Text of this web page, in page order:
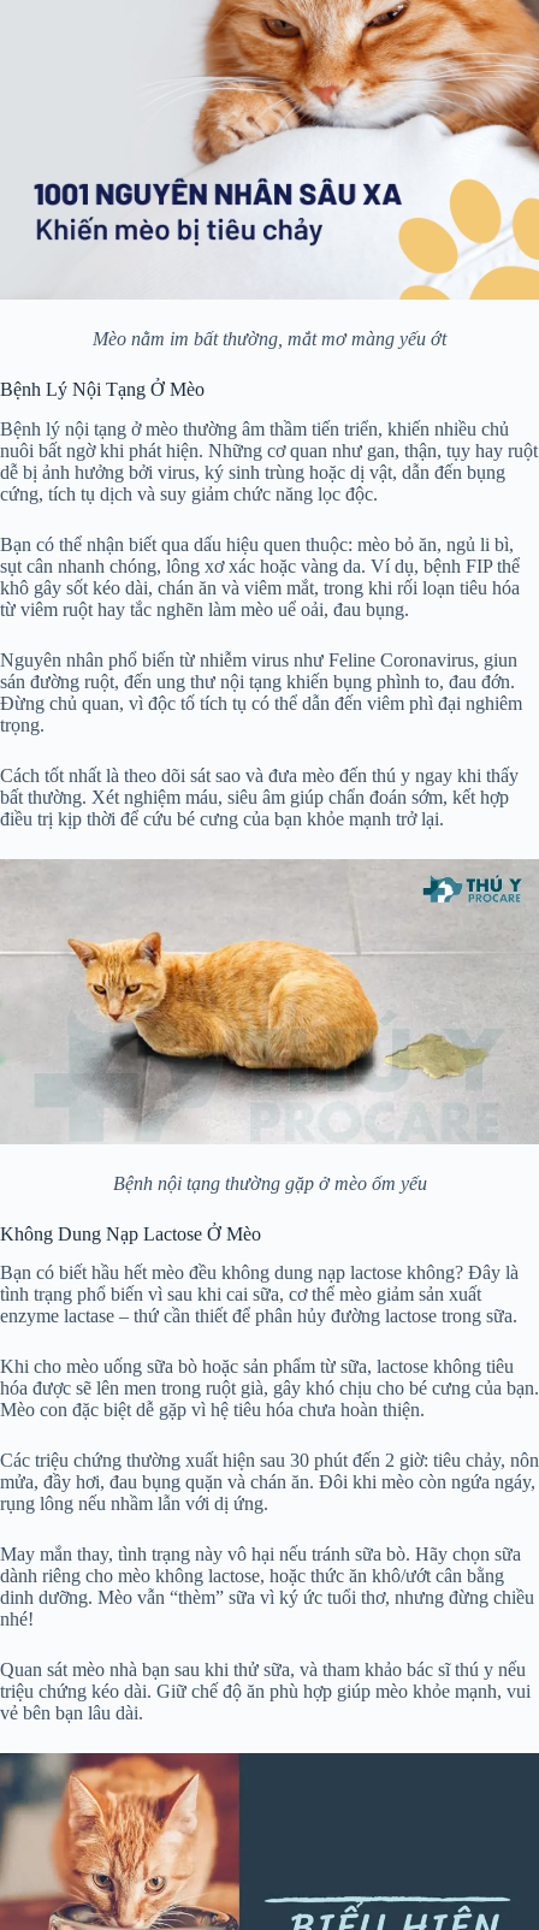
Mèo nằm im bất thường, mắt mơ màng yếu ớt
Bệnh Lý Nội Tạng Ở Mèo
Bệnh lý nội tạng ở mèo thường âm thầm tiến triển, khiến nhiều chủ
nuôi bất ngờ khi phát hiện. Những cơ quan như gan, thận, tụy hay ruột
dễ bị ảnh hưởng bởi virus, ký sinh trùng hoặc dị vật, dẫn đến bụng
cứng, tích tụ dịch và suy giảm chức năng lọc độc.
Bạn có thể nhận biết qua dấu hiệu quen thuộc: mèo bỏ ăn, ngủ li bì,
sụt cân nhanh chóng, lông xơ xác hoặc vàng da. Ví dụ, bệnh FIP thể
khô gây sốt kéo dài, chán ăn và viêm mắt, trong khi rối loạn tiêu hóa
từ viêm ruột hay tắc nghẽn làm mèo uể oải, đau bụng.
Nguyên nhân phổ biến từ nhiễm virus như Feline Coronavirus, giun
sán đường ruột, đến ung thư nội tạng khiến bụng phình to, đau đớn.
Đừng chủ quan, vì độc tố tích tụ có thể dẫn đến viêm phì đại nghiêm
trọng.
Cách tốt nhất là theo dõi sát sao và đưa mèo đến thú y ngay khi thấy
bất thường. Xét nghiệm máu, siêu âm giúp chẩn đoán sớm, kết hợp
điều trị kịp thời để cứu bé cưng của bạn khỏe mạnh trở lại.
Bệnh nội tạng thường gặp ở mèo ốm yếu
Không Dung Nạp Lactose Ở Mèo
Bạn có biết hầu hết mèo đều không dung nạp lactose không? Đây là
tình trạng phổ biến vì sau khi cai sữa, cơ thể mèo giảm sản xuất
enzyme lactase – thứ cần thiết để phân hủy đường lactose trong sữa.
Khi cho mèo uống sữa bò hoặc sản phẩm từ sữa, lactose không tiêu
hóa được sẽ lên men trong ruột già, gây khó chịu cho bé cưng của bạn.
Mèo con đặc biệt dễ gặp vì hệ tiêu hóa chưa hoàn thiện.
Các triệu chứng thường xuất hiện sau 30 phút đến 2 giờ: tiêu chảy, nôn
mửa, đầy hơi, đau bụng quặn và chán ăn. Đôi khi mèo còn ngứa ngáy,
rụng lông nếu nhầm lẫn với dị ứng.
May mắn thay, tình trạng này vô hại nếu tránh sữa bò. Hãy chọn sữa
dành riêng cho mèo không lactose, hoặc thức ăn khô/ướt cân bằng
dinh dưỡng. Mèo vẫn “thèm” sữa vì ký ức tuổi thơ, nhưng đừng chiều
nhé!
Quan sát mèo nhà bạn sau khi thử sữa, và tham khảo bác sĩ thú y nếu
triệu chứng kéo dài. Giữ chế độ ăn phù hợp giúp mèo khỏe mạnh, vui
vẻ bên bạn lâu dài.